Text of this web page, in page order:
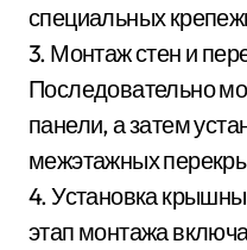
специальных
3. Монтаж стен и
Последовательно
панели, а затем
межэтажных
4. Установка
этап монтажа